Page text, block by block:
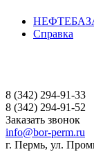
Справка
8 (342) 294-91-33
8 (342) 294-91-52
Заказать звонок
info@bor-perm.ru
г. Пермь, ул.